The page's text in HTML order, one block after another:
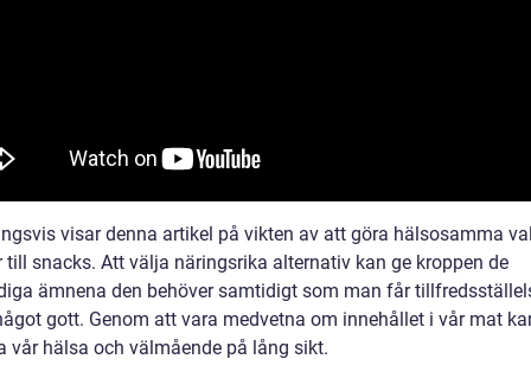
visar denna artikel på vikten av att göra hälsosamma
till snacks. Att välja näringsrika alternativ kan ge kroppen de
ämnena den behöver samtidigt som man får
gott. Genom att vara medvetna om innehållet i vår mat
vår hälsa och välmående på lång sikt.